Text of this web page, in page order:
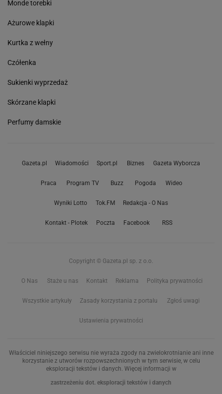
Monde torebki
Ażurowe klapki
Kurtka z wełny
Czółenka
Sukienki wyprzedaż
Skórzane klapki
Perfumy damskie
Gazeta.pl Wiadomości Sport.pl Biznes Gazeta Wyborcza
Praca Program TV Buzz Pogoda Wideo
Wyniki Lotto Tok.FM Redakcja - O Nas
Kontakt - Plotek Poczta Facebook RSS
Copyright © Gazeta.pl sp. z o.o.
O Nas Staże u nas Kontakt Reklama Polityka prywatności
Wszystkie artykuły Zasady korzystania z portalu Zgłoś uwagi
Ustawienia prywatności
Właściciel niniejszego serwisu nie wyraża zgody na zwielokrotnianie ani inne
korzystanie z utworów rozpowszechnionych w tym serwisie, w celu
eksploracji tekstów i danych. Więcej informacji w
zastrzeżeniu dot. eksploracji tekstów i danych